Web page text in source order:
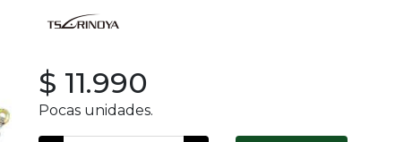
$ 11.990
Pocas unidades.